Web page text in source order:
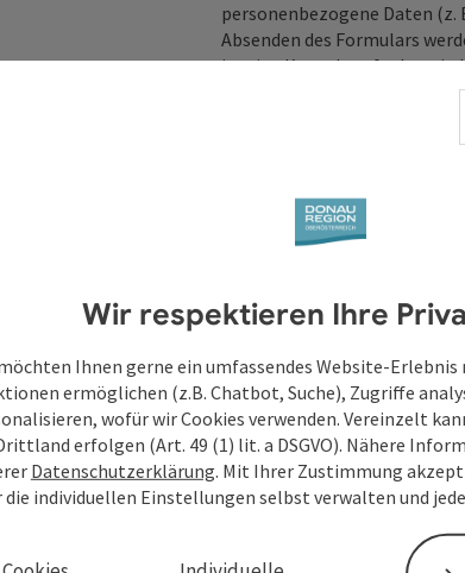
personenbezogene Daten
Absenden des Formulars
ist eine Kontaktaufnahme
Deine bekannt gegebenen
WGD Donau Oberösterreich
Anfrage verwendet und nur dann
touristische Leistungsträger) zu
Wir respektieren Ihre
Ihnen gerne ein umfassendes Website-
ermöglichen (z.B. Chatbot, Suche), Zugriffe
wofür wir Cookies verwenden. Vereinzelt
erfolgen (Art. 49 (1) lit. a DSGVO). Nähere
Datenschutzerklärung. Mit Ihrer Zustimmung
die individuellen Einstellungen selbst verwalten und